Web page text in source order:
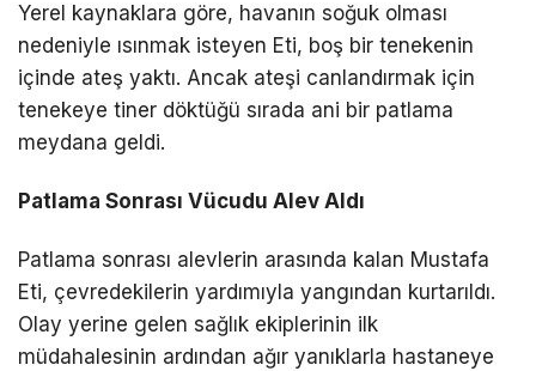
Yerel kaynaklara göre, havanın soğuk olması
nedeniyle ısınmak isteyen Eti, boş bir tenekenin
içinde ateş yaktı. Ancak ateşi canlandırmak için
tenekeye tiner döktüğü sırada ani bir patlama
meydana geldi.
Patlama Sonrası Vücudu Alev Aldı
Patlama sonrası alevlerin arasında kalan Mustafa
Eti, çevredekilerin yardımıyla yangından kurtarıldı.
Olay yerine gelen sağlık ekiplerinin ilk
müdahalesinin ardından ağır yanıklarla hastaneye